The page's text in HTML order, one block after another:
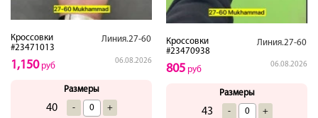
Кроссовки
#23471013
Линия.27-60
06.08.2026
1,150руб
Размеры
40 - +
Кроссовки
#23470938
Линия.27-60
06.08.2026
805 руб
Размеры
43 - +